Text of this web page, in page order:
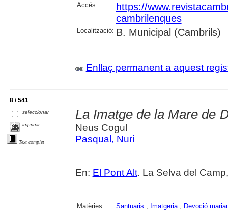
Accés:
https://
cambrilenques
Localització: B. Municipal (Cambrils)
Enllaç permanent a aquest
8 / 541
seleccionar
imprimir
Text complet
La Imatge de la Mare de
Neus Cogul
Pasqual, Nuri
En: El Pont Alt. La Selva del
Matèries: Santuaris ; Imatgeria; Devoció